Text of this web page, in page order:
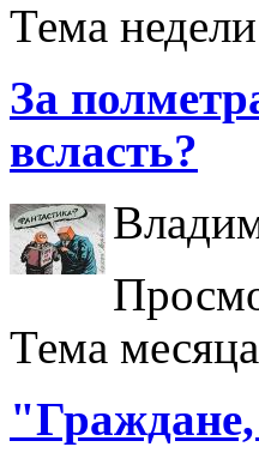
Тема недели
За
всласть?
Тема месяца